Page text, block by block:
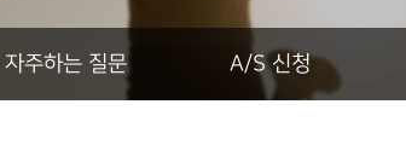
자주하는 질문 A/S 신청